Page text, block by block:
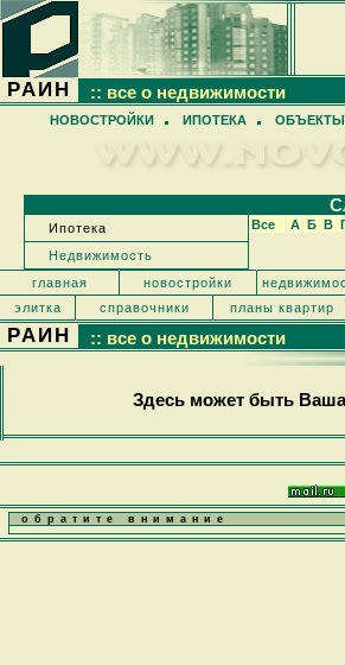
РАИН :: все о недвижимости
НОВОСТРОЙКИ ИПОТЕКА
Ипотека
Недвижимость
Все А Б В
главная новостройки
элитка
справочники планы квартир
РАИН :: все о недвижимости
Здесь может быть
обратите внимание